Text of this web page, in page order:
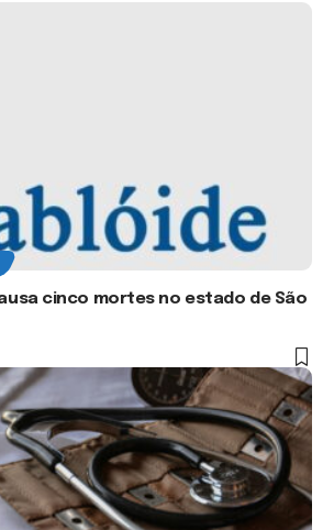
cinco mortes no estado de São